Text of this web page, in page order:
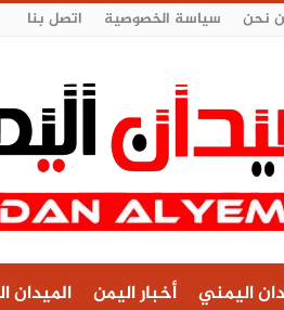
نحن سياسة الخصوصية اتصل بنا
اليمني أخبار اليمن الميدان